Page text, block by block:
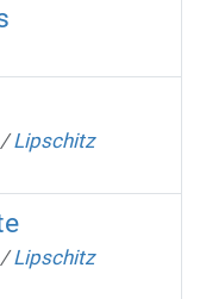
/Lipschitz
/Lipschitz